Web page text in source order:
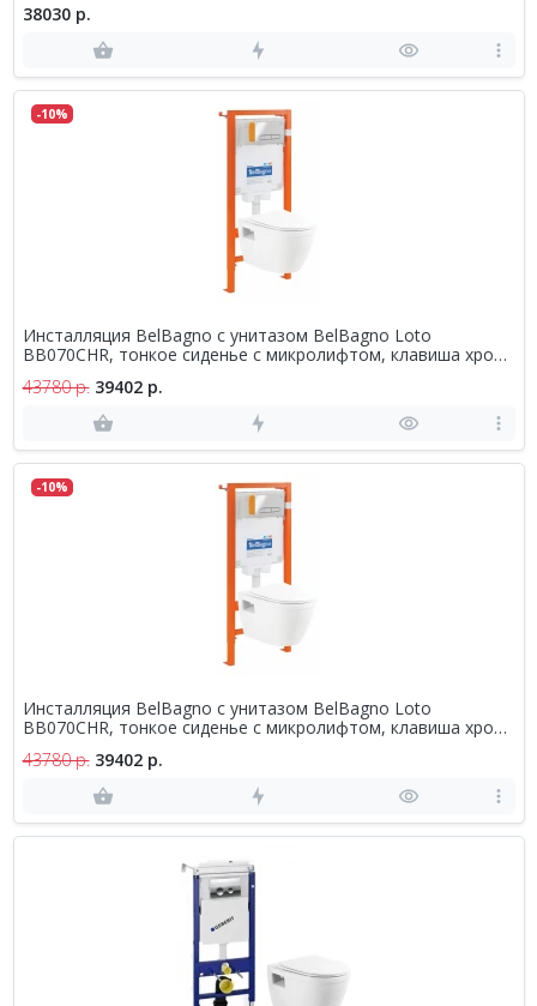
38030 р.
-10%
Инсталляция BelBagno с унитазом BelBagno Loto
BB070CHR, тонкое сиденье с микролифтом, клавиша хром,
43780 р. 39402 р.
-10%
Инсталляция BelBagno с унитазом BelBagno Loto
BB070CHR, тонкое сиденье с микролифтом, клавиша хром,
43780 р. 39402 р.